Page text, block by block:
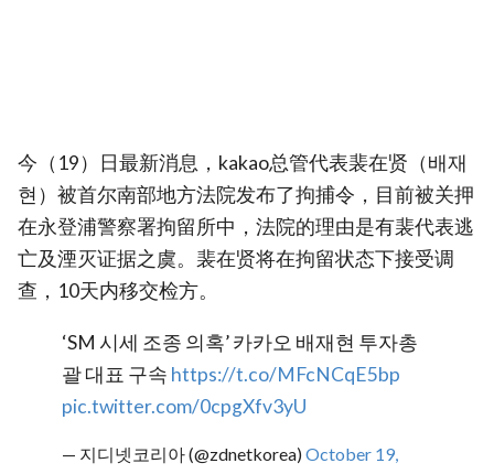
今（19）日最新消息，kakao总管代表裴在贤（배재
현）被首尔南部地方法院发布了拘捕令，目前被关押
在永登浦警察署拘留所中，法院的理由是有裴代表逃
亡及湮灭证据之虞。裴在贤将在拘留状态下接受调
查，10天内移交检方。
‘SM 시세 조종 의혹’ 카카오 배재현 투자총
괄 대표 구속 https://t.co/MFcNCqE5bp
pic.twitter.com/0cpgXfv3yU
— 지디넷코리아 (@zdnetkorea)October 19,